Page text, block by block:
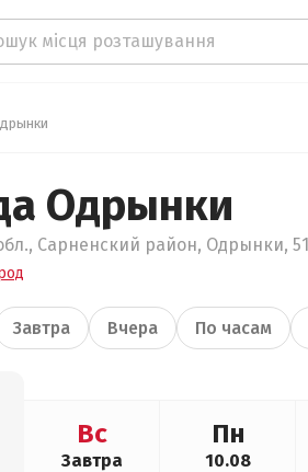
Одрынки
Сарненский район, Одрынки,
Завтра Вчера По часам
Вс
Завтра
Пн
10.08